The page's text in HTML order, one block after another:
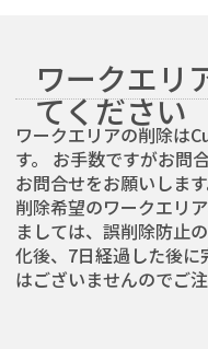
ワークエリ
てください
ワークエリアの削除は
す。 お手数ですがお問
お問合せをお願いしま
削除希望のワークエリ
ましては、誤削除防止
化後、7日経過した後に
はございませんのでご注